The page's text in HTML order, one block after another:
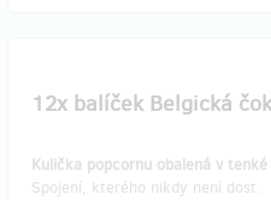
12x balíček Belgická
Kulička popcornu obalená v
Spojení, kterého nikdy není dost.